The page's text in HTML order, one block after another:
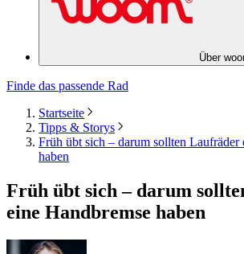
Über
Finde das passende Rad
Startseite
Tipps & Storys
Früh übt sich – darum sollten Laufräder
haben
Früh übt sich – darum
eine Handbremse haben